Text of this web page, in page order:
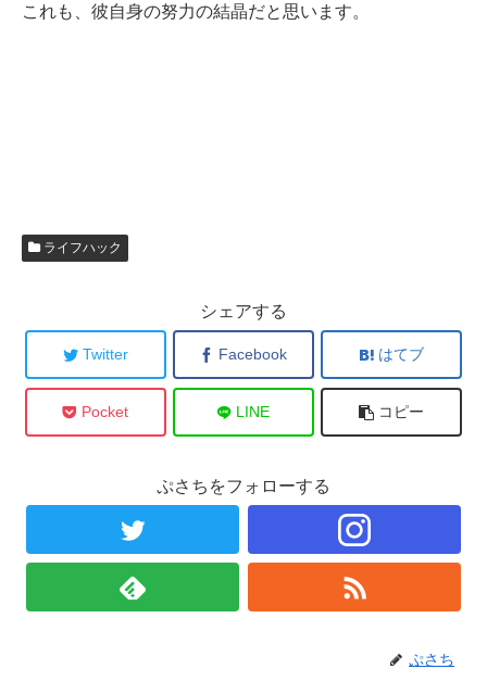
これも、彼自身の努力の結晶だと思います。
ライフハック
シェアする
Twitter Facebook はてブ
Pocket LINE コピー
ぷさちをフォローする
ぷさち